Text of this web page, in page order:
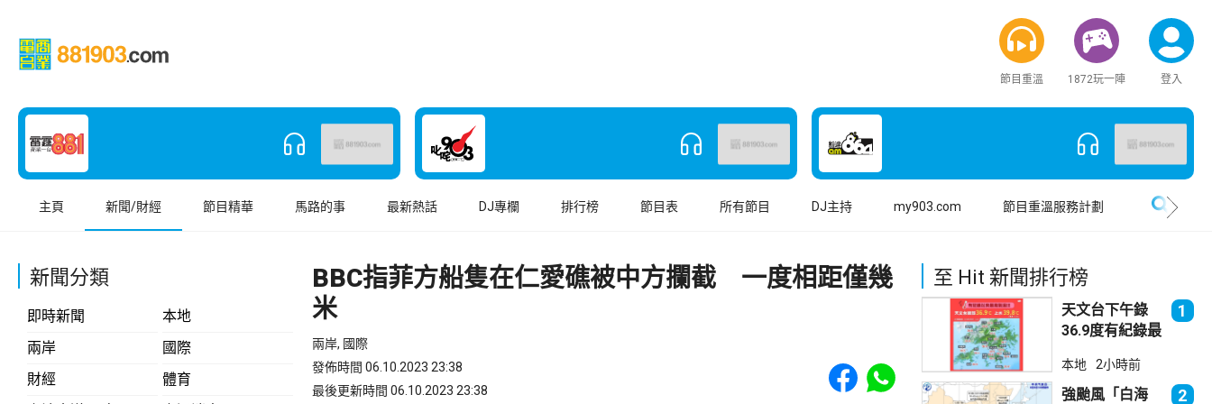
節目重溫 1872玩一陣 登入
主頁 新聞/財經 節目精華 馬路的事 最新熱話 DJ專欄 排行榜 節目表 所有節目 DJ主持 my903.com 節目重溫服務計劃
新聞分類
即時新聞
本地
兩岸
國際
財經
體育
BBC指菲方船隻在仁愛礁被中方攔截 一度相距僅幾
米
兩岸, 國際
發佈時間 06.10.2023 23:38
最後更新時間 06.10.2023 23:38
Share to Facebook
Share to WhatsApp
至 Hit 新聞排行榜
天文台下午錄
36.9度有紀錄最
度境內最高
1
本地 2小時前
強颱風「白海 2